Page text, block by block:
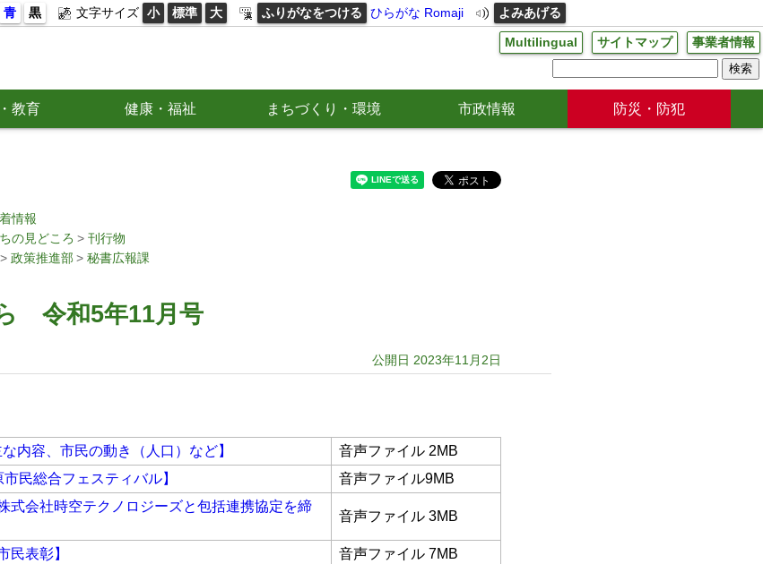
青 黒 文字サイズ 小 標準 大 ふりがなをつける ひらがな Romaji よみあげる
Multilingual サイトマップ 事業者情報
教育 健康・福祉 まちづくり・環境 市政情報 防災・防犯
情報
の見どころ
刊行物
政策推進部 秘書広報課
令和5年11月号
公開日 2023年11月2日
内容、市民の動き（人口）など】
音声ファイル 2MB
民総合フェスティバル】 音声ファイル9MB
式会社時空テクノロジーズと包括連携協定を締
音声ファイル 3MB
民表彰】
音声ファイル 7MB